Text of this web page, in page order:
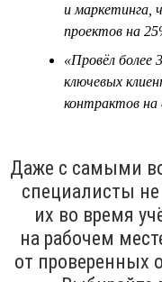
и маркетинга,
проектов на
«Провёл более
ключевых
контрактов на
Даже с самыми
специалисты
их во время
на рабочем
от проверенных